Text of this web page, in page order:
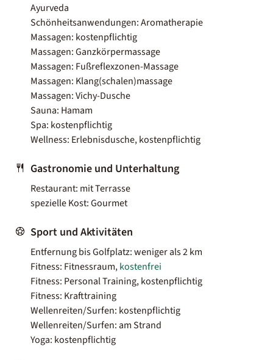
Ayurveda
Schönheitsanwendungen: Aromatherapie
Massagen: kostenpflichtig
Massagen: Ganzkörpermassage
Massagen: Fußreflexzonen-Massage
Massagen: Klang(schalen)massage
Massagen: Vichy-Dusche
Sauna: Hamam
Spa: kostenpflichtig
Wellness: Erlebnisdusche, kostenpflichtig
Gastronomie und Unterhaltung
Restaurant: mit Terrasse
spezielle Kost: Gourmet
Sport und Aktivitäten
Entfernung bis Golfplatz: weniger als 2 km
Fitness: Fitnessraum,kostenfrei
Fitness: Personal Training, kostenpflichtig
Fitness: Krafttraining
Wellenreiten/Surfen: kostenpflichtig
Wellenreiten/Surfen: am Strand
Yoga: kostenpflichtig